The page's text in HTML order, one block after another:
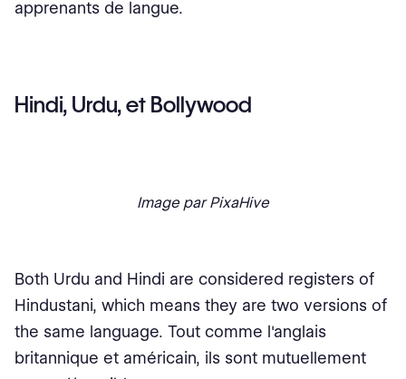
apprenants de langue.
Hindi, Urdu, et Bollywood
Image par PixaHive
Both Urdu and Hindi are considered registers of
Hindustani, which means they are two versions of
the same language. Tout comme l'anglais
britannique et américain, ils sont mutuellement